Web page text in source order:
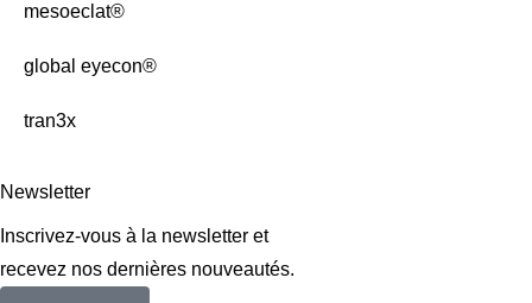
mesoeclat®
global eyecon®
tran3x
Newsletter
Inscrivez-vous à la newsletter et
recevez nos dernières nouveautés.